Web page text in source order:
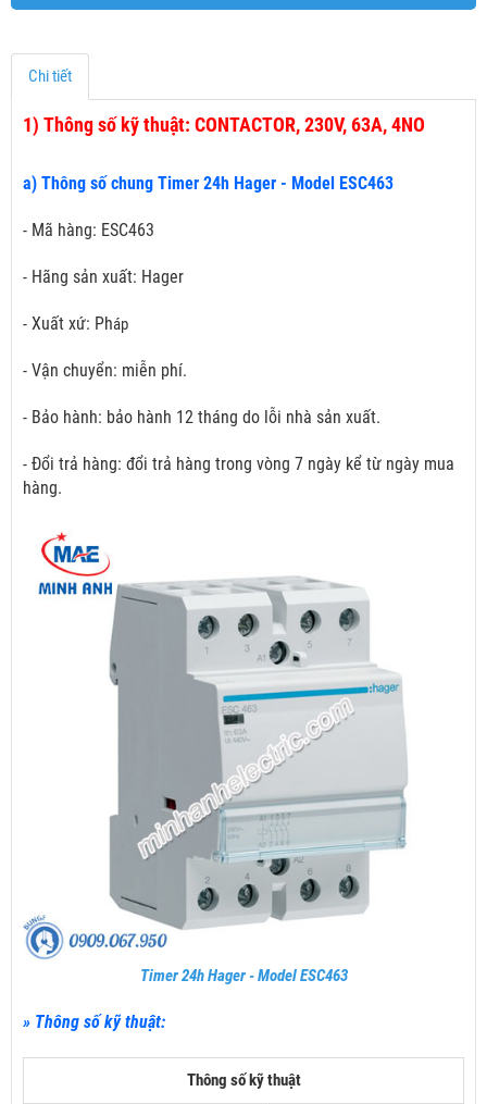
Chi tiết
1) Thông số kỹ thuật: CONTACTOR, 230V, 63A, 4NO
a) Thông số chung Timer 24h Hager - Model ESC463
- Mã hàng: ESC463
- Hãng sản xuất: Hager
- Xuất xứ: Pháp
- Vận chuyển: miễn phí.
- Bảo hành: bảo hành 12 tháng do lỗi nhà sản xuất.
- Đổi trả hàng: đổi trả hàng trong vòng 7 ngày kể từ ngày mua
hàng.
Timer 24h Hager - Model ESC463
» Thông số kỹ thuật:
Thông số kỹ thuật